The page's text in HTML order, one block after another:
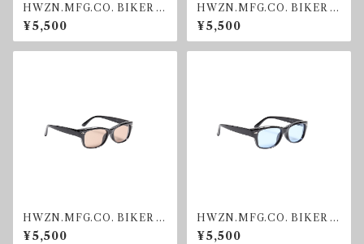
HWZN.MFG.CO. BIKER S
HADE YELLOW
¥5,500
HWZN.MFG.CO. BIKER S
HADE SMOKE
¥5,500
HWZN.MFG.CO. BIKER S
HADE BROWN
¥5,500
HWZN.MFG.CO. BIKER S
HADE BLUE
¥5,500